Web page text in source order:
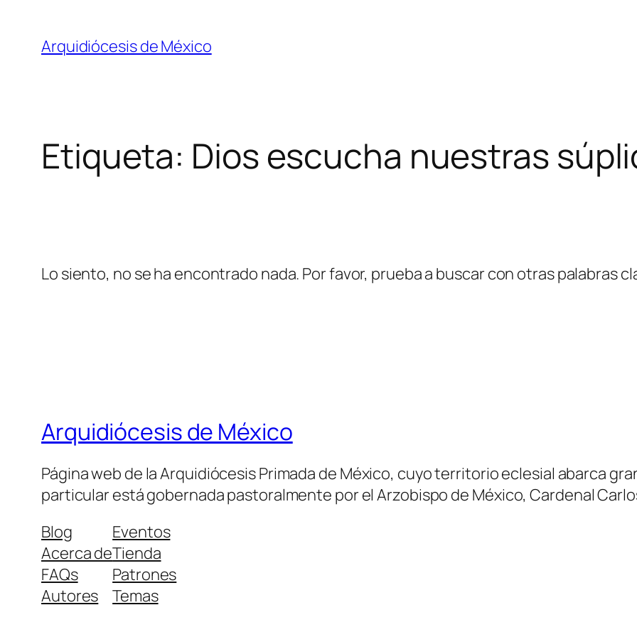
contenido
Arquidiócesis de México
Etiqueta: Dios escucha nuestras
Lo siento, no se ha encontrado nada. Por favor, prueba a buscar con otras palabras
Arquidiócesis de México
Página web de la Arquidiócesis Primada de México, cuyo territorio eclesial abarca
particular está gobernada pastoralmente por el Arzobispo de México, Cardenal
Blog
Acerca de
FAQs
Autores
Eventos
Tienda
Patrones
Temas